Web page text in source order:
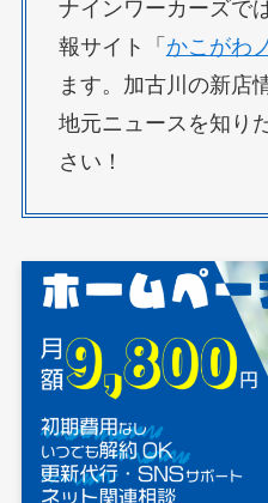
ナインワーカーズで
報サイト「 かこがわ
ます。加古川の新店
地元ニュースを知り
さい！